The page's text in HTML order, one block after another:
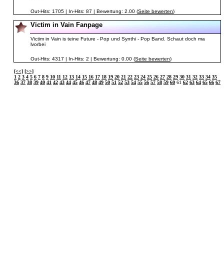
Out-Hits: 1705 | In-Hits: 87 | Bewertung: 2.00 (Seite bewerten)
Victim in Vain Fanpage
Victim in Vain is teine Future - Pop und Synthi - Pop Band. Schaut doch ma
lvorbei
Out-Hits: 4317 | In-Hits: 2 | Bewertung: 0.00 (Seite bewerten)
[<<] [>>]
1 2 3 4 5 6 7 8 9 10 11 12 13 14 15 16 17 18 19 20 21 22 23 24 25 26 27 28 29 30 31 32 33 34 35
36 37 38 39 40 41 42 43 44 45 46 47 48 49 50 51 52 53 54 55 56 57 58 59 60 61 62 63 64 65 66 67